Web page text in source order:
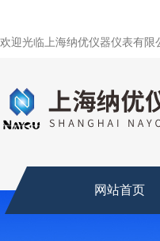
欢迎光临上海纳优仪器仪表有限
网站首页